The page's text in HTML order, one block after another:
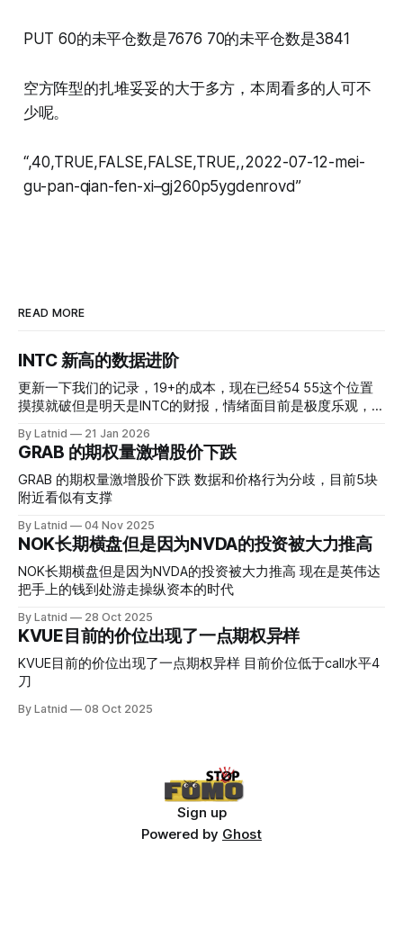
PUT 60的未平仓数是7676 70的未平仓数是3841
空方阵型的扎堆妥妥的大于多方，本周看多的人可不
少呢。
“,40,TRUE,FALSE,FALSE,TRUE,,2022-07-12-mei-
gu-pan-qian-fen-xi–gj260p5ygdenrovd”
READ MORE
INTC 新高的数据进阶
更新一下我们的记录，19+的成本，现在已经54 55这个位置
摸摸就破但是明天是INTC的财报，情绪面目前是极度乐观，反
是突破前的支撑CC感觉可以做，放远些, 因为18A的经验还未
真正得到普遍大众的关注，当然财报可以继续出新消息顶一下
压力位置。 数据在70驻扎 整体呈现 47 – 60 短期位置
By Latnid 21 Jan 2026
GRAB 的期权量激增股价下跌
GRAB 的期权量激增股价下跌 数据和价格行为分歧，目前5块
附近看似有支撑
By Latnid 04 Nov 2025
NOK长期横盘但是因为NVDA的投资被大力推高
NOK长期横盘但是因为NVDA的投资被大力推高 现在是英伟达
把手上的钱到处游走操纵资本的时代
By Latnid 28 Oct 2025
KVUE目前的价位出现了一点期权异样
KVUE目前的价位出现了一点期权异样 目前价位低于call水平4
刀
By Latnid 08 Oct 2025
Sign up
Powered by Ghost